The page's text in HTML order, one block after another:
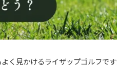
く見かけるライザップゴルフで